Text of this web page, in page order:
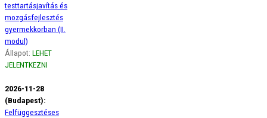
testtartásjavítás és
mozgásfejlesztés
gyermekkorban (II.
modul)
Állapot: LEHET
JELENTKEZNI
2026-11-28
(Budapest):
Felfüggesztéses